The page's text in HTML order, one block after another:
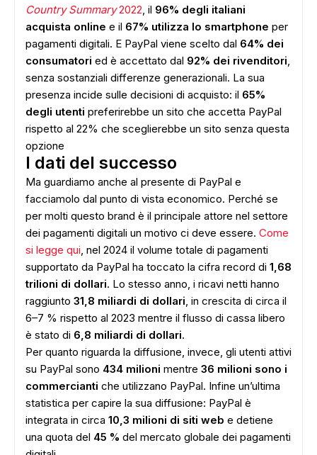
Country Summary2022, il 96% degli italiani
acquista online e il 67% utilizza lo smartphone per
pagamenti digitali. E PayPal viene scelto dal 64% dei
consumatori ed è accettato dal 92% dei rivenditori,
senza sostanziali differenze generazionali. La sua
presenza incide sulle decisioni di acquisto: il 65%
degli utenti preferirebbe un sito che accetta PayPal
rispetto al 22% che sceglierebbe un sito senza questa
opzione
I dati del successo
Ma guardiamo anche al presente di PayPal e
facciamolo dal punto di vista economico. Perché se
per molti questo brand è il principale attore nel settore
dei pagamenti digitali un motivo ci deve essere. Come
si legge qui, nel 2024 il volume totale di pagamenti
supportato da PayPal ha toccato la cifra record di 1,68
trilioni di dollari. Lo stesso anno, i ricavi netti hanno
raggiunto 31,8 miliardi di dollari, in crescita di circa il
6–7 % rispetto al 2023 mentre il flusso di cassa libero
è stato di 6,8 miliardi di dollari.
Per quanto riguarda la diffusione, invece, gli utenti attivi
su PayPal sono 434 milioni mentre 36 milioni sono i
commercianti che utilizzano PayPal. Infine un’ultima
statistica per capire la sua diffusione: PayPal è
integrata in circa 10,3 milioni di siti web e detiene
una quota del 45 % del mercato globale dei pagamenti